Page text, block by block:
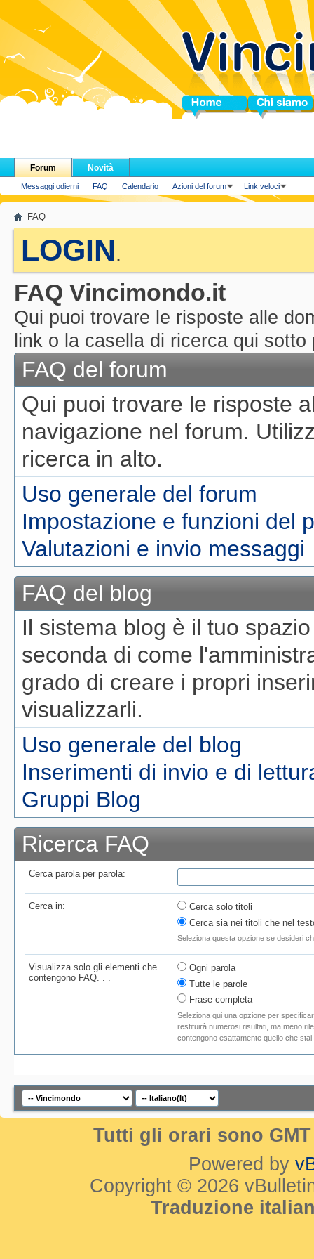
Home Chi siamo
Forum
Messaggi odierni FAQ Calendario Azioni del forum Link veloci
Novità
FAQ
LOGIN.
FAQ Vincimondo.it
Qui puoi trovare le risposte alle
link o la casella di ricerca qui
FAQ del forum
Qui puoi trovare le risposte
navigazione nel forum.
ricerca in alto.
Uso generale del forum
Impostazione e funzioni del
Valutazioni e invio messaggi
FAQ del blog
Il sistema blog è il tuo
seconda di come
grado di creare i propri
visualizzarli.
Uso generale del blog
Inserimenti di invio e di
Gruppi Blog
Ricerca FAQ
Cerca parola per parola:
Cerca in:
Cerca solo titoli
Cerca sia nei titoli che nel
Seleziona questa opzione se desideri
Visualizza solo gli elementi che
contengono FAQ. . .
Ogni parola
Tutte le parole
Frase completa
Seleziona qui una opzione per
restituirà numerosi risultati, ma meno
contengono esattamente quello che
Tutti gli orari sono
Powered by
Copyright © 2026
Traduzione